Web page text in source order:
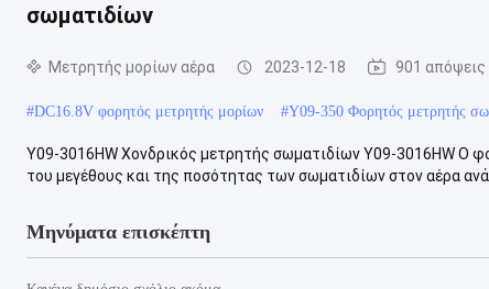
σωματιδίων
Μετρητής μορίων αέρα 2023-12-18 901 απόψεις
#DC16.8V φορητός μετρητής μορίων #Y09-350 Φορητός μετρητής
Y09-3016HW Χονδρικός μετρητής σωματιδίων Y09-3016HW Ο
του μεγέθους και της ποσότητας των σωματιδίων στον αέρα
Μηνύματα επισκέπτη